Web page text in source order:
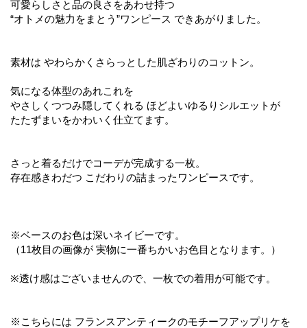
可愛らしさと品の良さをあわせ持つ
“オトメの魅力をまとう”ワンピース できあがりました。
素材は やわらかくさらっとした肌ざわりのコットン。
気になる体型のあれこれを
やさしくつつみ隠してくれる ほどよいゆるりシルエットが
たたずまいをかわいく仕立てます。
さっと着るだけでコーデが完成する一枚。
存在感きわだつ こだわりの詰まったワンピースです。
※ベースのお色は深いネイビーです。
（11枚目の画像が 実物に一番ちかいお色目となります。）
※透け感はございませんので、一枚での着用が可能です。
※こちらには フランスアンティークのモチーフアップリケを